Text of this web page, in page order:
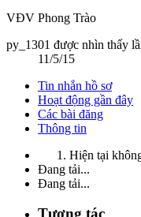
VĐV Phong Trào
py_1301 được nhìn thấy
11/5/15
Tin nhắn hồ sơ
Hoạt động gần đây
Các bài đăng
Thông tin
Hiện tại
Đang tải...
Đang tải...